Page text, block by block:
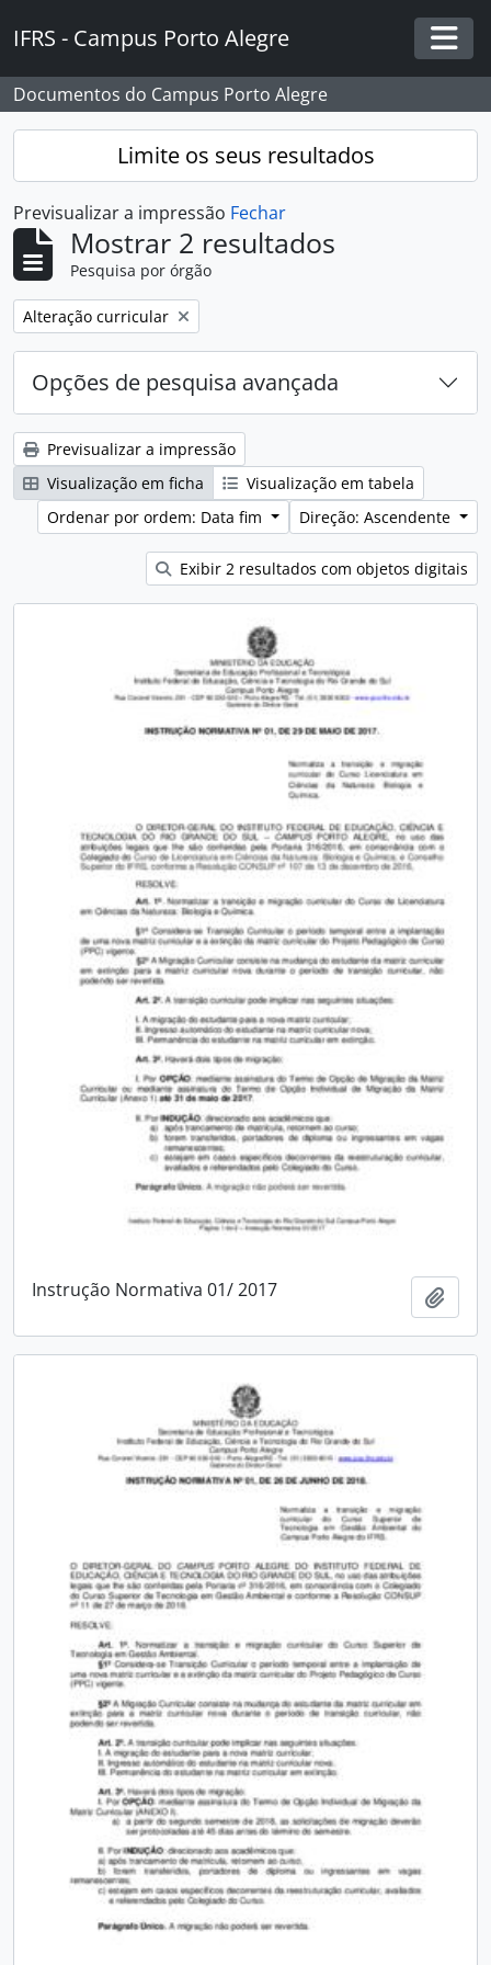
IFRS - Campus Porto Alegre
Documentos do Campus Porto Alegre
Limite os seus resultados
Previsualizar a impressão Fechar
Mostrar 2 resultados
Pesquisa por órgão
Remover filtro:
Alteração curricular
Opções de pesquisa avançada
Previsualizar a impressão
Visualização em ficha
Visualização em tabela
Ordenar por ordem: Data fim
Direção: Ascendente
Exibir 2 resultados com objetos digitais
Instrução Normativa 01/ 2017